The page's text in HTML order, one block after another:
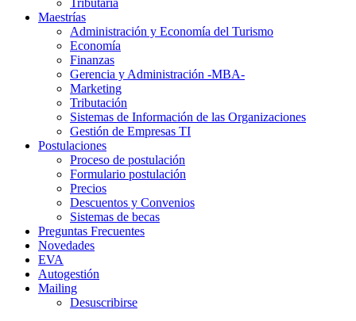
Maestrías
Administración y Economía del Turismo
Economía
Finanzas
Gerencia y Administración -MBA-
Marketing
Tributación
Sistemas de Información de las Organizaciones
Gestión de Empresas TI
Postulaciones
Proceso de postulación
Formulario postulación
Precios
Descuentos y Convenios
Sistemas de becas
Preguntas Frecuentes
Novedades
EVA
Autogestión
Mailing
Desuscribirse